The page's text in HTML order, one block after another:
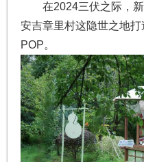
在2024三伏之际，
安吉章里村这隐世之地
POP。